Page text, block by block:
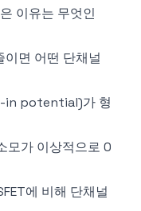
이유는 무엇인
이면 어떤 단채널
in potential)가 형
모가 이상적으로 0
에 비해 단채널